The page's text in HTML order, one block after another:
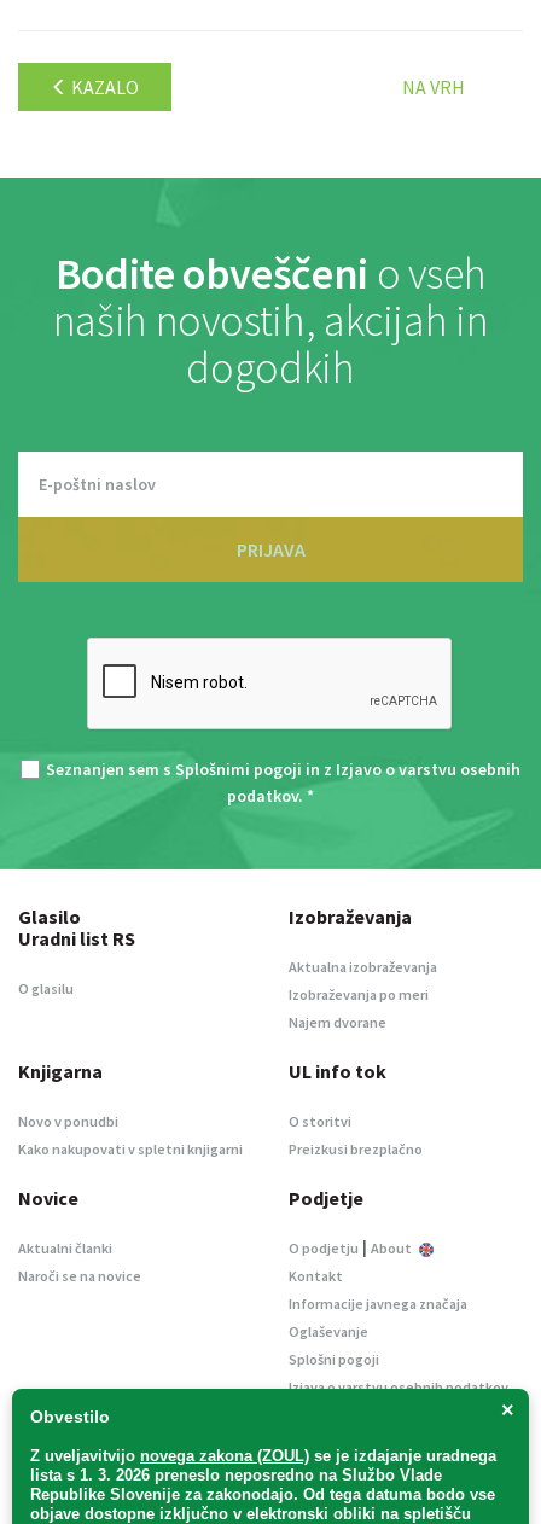
KAZALO NA VRH
Bodite obveščeni o vseh
naših novostih, akcijah in
dogodkih
PRIJAVA
Seznanjen sem s Splošnimi pogoji in z Izjavo o varstvu osebnih
podatkov. *
×
Obvestilo
Z uveljavitvijo novega zakona (ZOUL) se je izdajanje uradnega
lista s 1. 3. 2026 preneslo neposredno na Službo Vlade
Republike Slovenije za zakonodajo. Od tega datuma bodo vse
objave dostopne izključno v elektronski obliki na spletišču
Glasilo
Uradni list RS
O glasilu
Izobraževanja
Aktualna izobraževanja
Izobraževanja po meri
Najem dvorane
Knjigarna
Novo v ponudbi
Kako nakupovati v spletni knjigarni
UL info tok
O storitvi
Preizkusi brezplačno
Novice
Aktualni članki
Naroči se na novice
Podjetje
O podjetju | About
Kontakt
Informacije javnega značaja
Oglaševanje
Splošni pogoji
Izjava o varstvu osebnih podatkov